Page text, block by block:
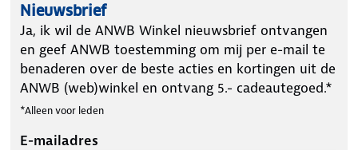
Nieuwsbrief
Ja, ik wil de ANWB Winkel nieuwsbrief ontvangen
en geef ANWB toestemming om mij per e-mail te
benaderen over de beste acties en kortingen uit de
ANWB (web)winkel en ontvang 5.- cadeautegoed.*
*Alleen voor leden
E-mailadres